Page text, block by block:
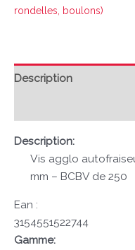
rondelles, boulons)
Description
Description:
Vis agglo
mm – BCBV de 250
Ean :
3154551522744
Gamme: